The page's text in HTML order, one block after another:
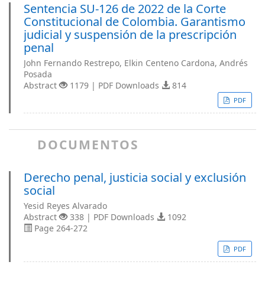
Sentencia SU-126 de 2022 de la Corte
Constitucional de Colombia. Garantismo
judicial y suspensión de la prescripción
penal
John Fernando Restrepo, Elkin Centeno Cardona, Andrés
Posada
Abstract
1179 | PDF Downloads 814
PDF
DOCUMENTOS
Derecho penal, justicia social y exclusión
social
Yesid Reyes Alvarado
Abstract
338 | PDF Downloads
1092
Page 264-272
PDF